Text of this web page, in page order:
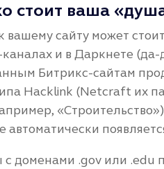
стоит ваша
вашему сайту может
и в Даркнете
Битрикс-сайтам
Hacklink (Netcraft их
доменами .gov или .edu